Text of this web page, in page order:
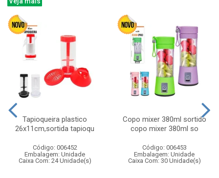
Tapioqueira plastico
26x11cm,sortida tapioqu
Código: 006452
Embalagem: Unidade
Caixa Com: 24 Unidade(s)
Copo mixer 380ml sortido
copo mixer 380ml so
Código: 006453
Embalagem: Unidade
Caixa Com: 30 Unidade(s)